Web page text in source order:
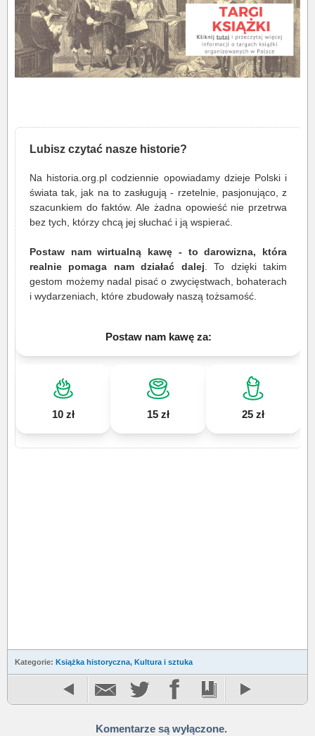
Lubisz czytać nasze historie?
Na historia.org.pl codziennie opowiadamy dzieje Polski i
świata tak, jak na to zasługują - rzetelnie, pasjonująco, z
szacunkiem do faktów. Ale żadna opowieść nie przetrwa
bez tych, którzy chcą jej słuchać i ją wspierać.
Postaw nam wirtualną kawę - to darowizna, która
realnie pomaga nam działać dalej . To dzięki takim
gestom możemy nadal pisać o zwycięstwach, bohaterach
i wydarzeniach, które zbudowały naszą tożsamość.
Postaw nam kawę za:
10 zł 15 zł 25 zł
Kategorie: Książka historyczna, Kultura i sztuka
Komentarze są wyłączone.